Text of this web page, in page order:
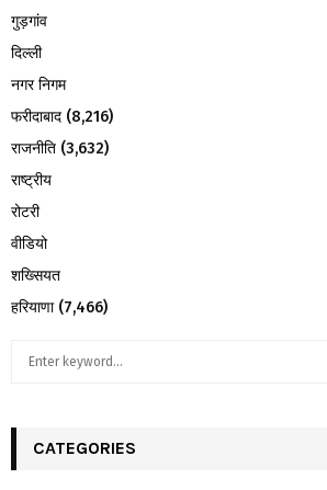
गुड़गांव
दिल्ली
नगर निगम
फरीदाबाद (8,216)
राजनीति (3,632)
राष्ट्रीय
रोटरी
वीडियो
शख्सियत
हरियाणा(7,466)
h
CATEGORIES